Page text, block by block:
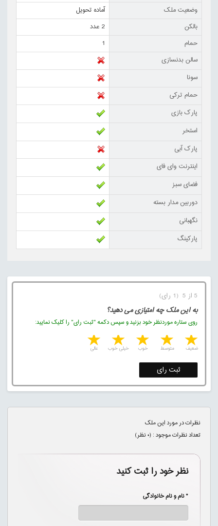
وضعیت ملک
آماده تحویل
بالکن
2 عدد
حمام
1
سالن بدنسازی
سونا
حمام ترکی
پارک بازی
استخر
پارک آبی
اینترنت وای فای
فضای سبز
دوربین مدار بسته
نگهبانی
پارکینگ
5 از 5 (1 رای)
به این ملک چه امتیازی می دهید؟
روی ستاره موردنظر خود بزنید و سپس دکمه "ثبت رای" را کلیک نمایید:
4 stars 3 stars 2 stars 1 star عالی خیلی خوب خوب متوسط ضعیف
ثبت رای
نظرات در مورد این ملک
تعداد نظرات موجود : (۰نظر)
نظر خود را ثبت کنید
* نام و نام خانوادگی